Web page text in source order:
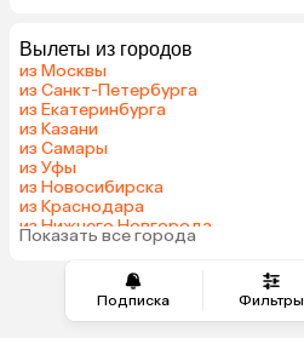
Подписка Фильтры
Вылеты из городов
из Москвы
из Санкт-Петербурга
из Екатеринбурга
из Казани
из Самары
из Уфы
из Новосибирска
из Краснодара
из Нижнего Новгорода
из Перми
Показать все города